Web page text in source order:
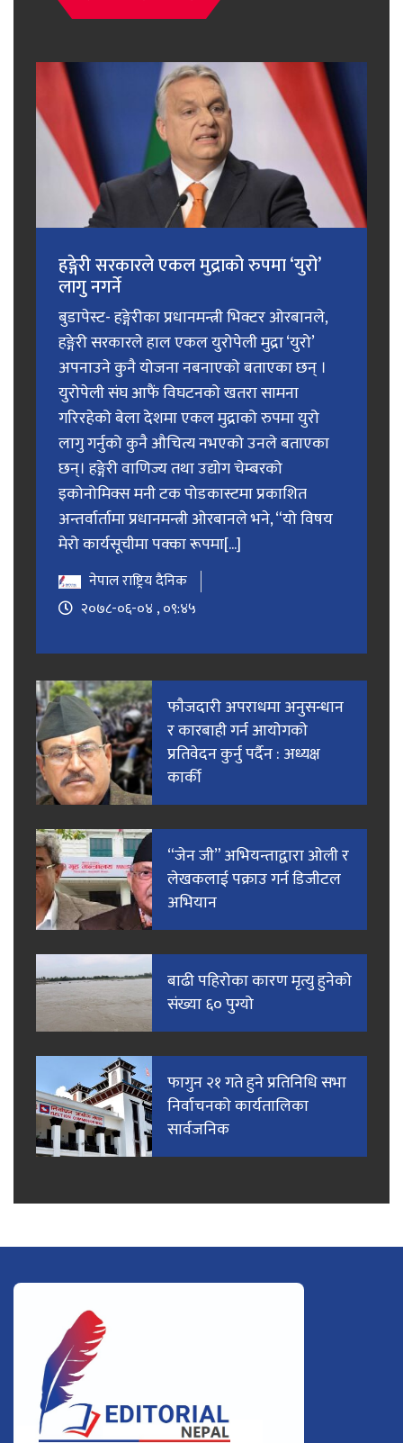
हङ्गेरी सरकारले एकल मुद्राको रुपमा ‘युरो’
लागु नगर्ने
बुडापेस्ट- हङ्गेरीका प्रधानमन्त्री भिक्टर ओरबानले,
हङ्गेरी सरकारले हाल एकल युरोपेली मुद्रा ‘युरो’
अपनाउने कुनै योजना नबनाएको बताएका छन् ।
युरोपेली संघ आफैं विघटनको खतरा सामना
गरिरहेको बेला देशमा एकल मुद्राको रुपमा युरो
लागु गर्नुको कुनै औचित्य नभएको उनले बताएका
छन्। हङ्गेरी वाणिज्य तथा उद्योग चेम्बरको
इकोनोमिक्स मनी टक पोडकास्टमा प्रकाशित
अन्तर्वार्तामा प्रधानमन्त्री ओरबानले भने, “यो विषय
मेरो कार्यसूचीमा पक्का रूपमा[...]
नेपाल राष्ट्रिय दैनिक
२०७८-०६-०४ , ०९:४५
फाैजदारी अपराधमा अनुसन्धान
र कारबाही गर्न आयाेगकाे
प्रतिवेदन कुर्नु पर्दैन : अध्यक्ष
कार्की
“जेन जी” अभियन्ताद्वारा ओली र
लेखकलाई पक्राउ गर्न डिजीटल
अभियान
बाढी पहिरोका कारण मृत्यु हुनेको
संख्या ६० पुग्यो
फागुन २१ गते हुने प्रतिनिधि सभा
निर्वाचनको कार्यतालिका
सार्वजनिक